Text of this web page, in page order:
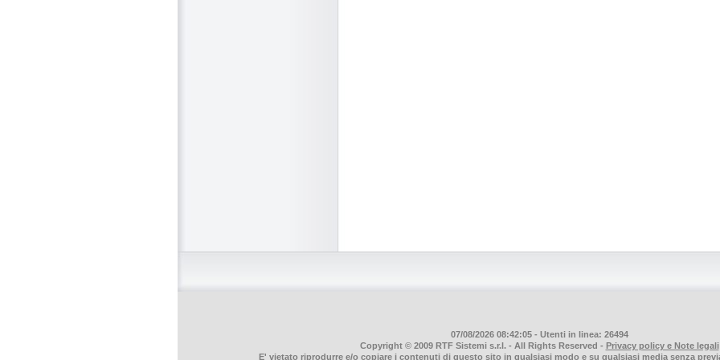
07/08/2026 08:42:05 - Utenti in linea: 26494
Copyright © 2009 RTF Sistemi s.r.l. - All Rights Reserved - Privacy policy e Note legali
E' vietato riprodurre e/o copiare i contenuti di questo sito in qualsiasi modo e su qualsiasi media senza